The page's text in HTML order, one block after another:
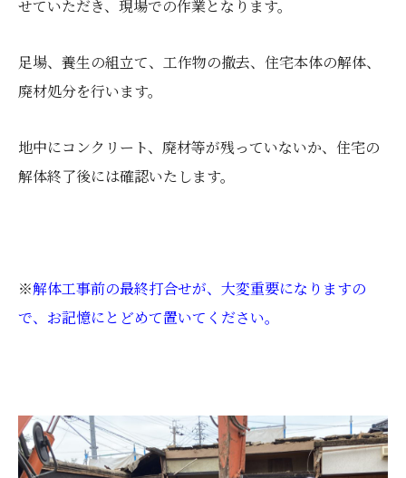
せていただき、現場での作業となります。
足場、養生の組立て、工作物の撤去、住宅本体の解体、
廃材処分を行います。
地中にコンクリート、廃材等が残っていないか、住宅の
解体終了後には確認いたします。
※解体工事前の最終打合せが、大変重要になりますの
で、お記憶にとどめて置いてください。